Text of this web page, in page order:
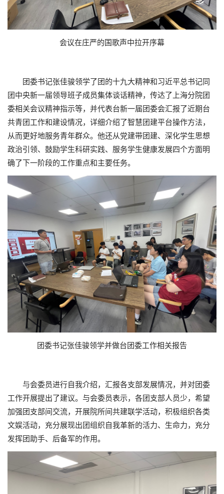
会议在庄严的国歌声中拉开序幕
团委书记张佳骏领学了团的十九大精神和习近平总书记同
团中央新一届领导班子成员集体谈话精神，传达了上海分院团
委相关会议精神指示等，并代表台新一届团委会汇报了近期台
共青团工作和建设情况，详细介绍了智慧团建平台操作方法，
从而更好地服务青年群众。他还从党建带团建、深化学生思想
政治引领、鼓励学生科研实践、服务学生健康发展四个方面明
确了下一阶段的工作重点和主要任务。
团委书记张佳骏领学并做台团委工作相关报告
与会委员进行自我介绍，汇报各支部发展情况，并对团委
工作开展提出了建议。与会委员表示，各团支部人员少，希望
加强团支部间交流，开展院所间共建联学活动，积极组织各类
文娱活动，充分展现出团组织自我革新的活力、生命力，充分
发挥团助手、后备军的作用。